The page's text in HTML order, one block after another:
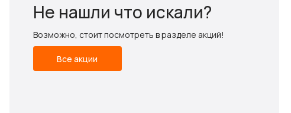
Не нашли что искали?
Возможно, стоит посмотреть в разделе акций!
Все акции